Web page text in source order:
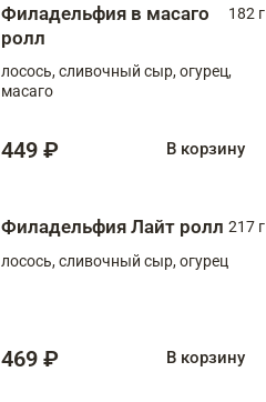
Филадельфия в масаго
ролл
182 г
лосось, сливочный сыр, огурец,
масаго
449 ₽ В корзину
Филадельфия Лайт ролл 217 г
лосось, сливочный сыр, огурец
469 ₽ В корзину